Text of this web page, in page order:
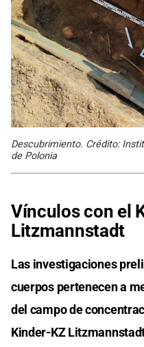
Descubrimiento. Crédito:
de Polonia
Vínculos con el
Litzmannstadt
Las investigaciones
cuerpos pertenecen a
del campo de
Kinder-KZ